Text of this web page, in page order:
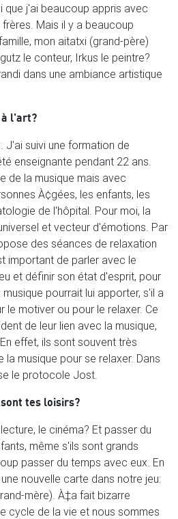
que j'ai beaucoup appris avec
Mais il y a beaucoup
mon aitatxi (grand-père)
le conteur, Irkus le peintre?
dans une ambiance artistique
à l'art?
J'ai suivi une formation de
enseignante pendant 22 ans.
de la musique mais avec
À¢gées, les enfants, les
de l'hôpital. Pour moi, la
et vecteur d'émotions. Par
des séances de relaxation
important de parler avec le
et définir son état d'esprit, pour
pourrait lui apporter, s'il a
le motiver ou pour le relaxer. Ce
de leur lien avec la musique,
effet, ils sont souvent très
musique pour se relaxer. Dans
le protocole Jost.
tes loisirs?
le cinéma? Et passer du
même s'ils sont grands
passer du temps avec eux. En
nouvelle carte dans notre jeu:
mère). À‡a fait bizarre
cycle de la vie et nous sommes